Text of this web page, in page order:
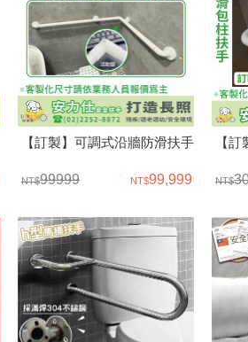
【訂製】可調式沿牆防滑扶手
99999 99,999
【